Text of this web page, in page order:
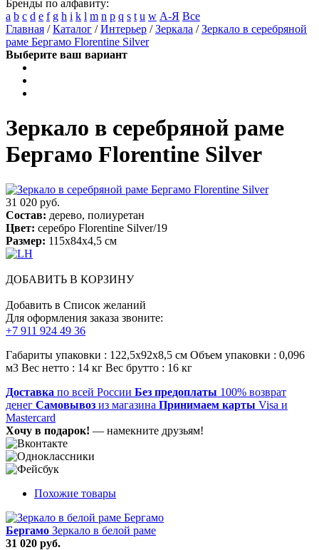
Бренды по алфавиту:
a b c d e f g h i k l m n p q s t u w А-Я Все
Главная /Каталог /Интерьер /Зеркала /Зеркало в серебряной
раме Бергамо Florentine Silver
Выберите ваш вариант
Зеркало в серебряной раме
Бергамо Florentine Silver
31 020 руб.
Состав: дерево, полиуретан
Цвет: серебро Florentine Silver/19
Размер: 115х84х4,5 см
ДОБАВИТЬ В КОРЗИНУ
Добавить в Список желаний
Для оформления заказа звоните:
+7 911 924 49 36
Габариты упаковки : 122,5х92х8,5 см Объем упаковки : 0,096
м3 Вес нетто : 14 кг Вес брутто : 16 кг
Доставка по всей России Без предоплаты 100% возврат
денег Самовывоз из магазина Принимаем карты Visa и
Mastercard
Хочу в подарок! — намекните друзьям!
Похожие товары
Бергамо Зеркало в белой раме
31 020 руб.